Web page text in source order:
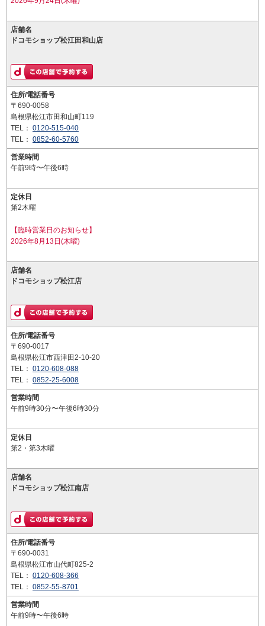
店舗名
ドコモショップ松江田和山店
住所/電話番号
〒690-0058
島根県松江市田和山町119
TEL： 0120-515-040
TEL： 0852-60-5760
営業時間
午前9時〜午後6時
定休日
第2木曜
【臨時営業日のお知らせ】
2026年8月13日(木曜)
店舗名
ドコモショップ松江店
住所/電話番号
〒690-0017
島根県松江市西津田2-10-20
TEL： 0120-608-088
TEL： 0852-25-6008
営業時間
午前9時30分〜午後6時30分
定休日
第2・第3木曜
店舗名
ドコモショップ松江南店
住所/電話番号
〒690-0031
島根県松江市山代町825-2
TEL： 0120-608-366
TEL： 0852-55-8701
営業時間
午前9時〜午後6時